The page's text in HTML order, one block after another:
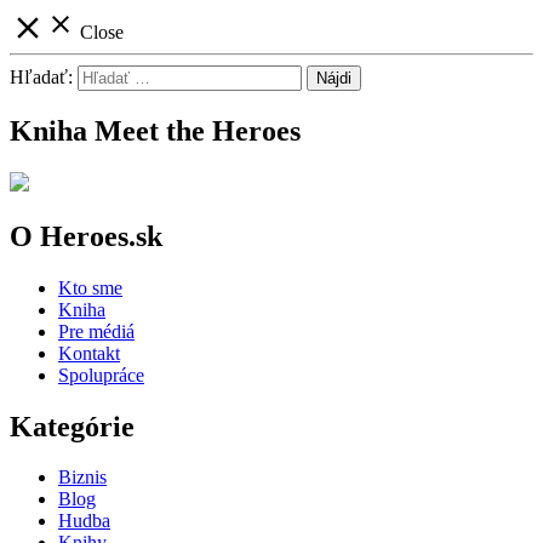
close close Close
Hľadať:
Kniha Meet the Heroes
O Heroes.sk
Kto sme
Kniha
Pre médiá
Kontakt
Spolupráce
Kategórie
Biznis
Blog
Hudba